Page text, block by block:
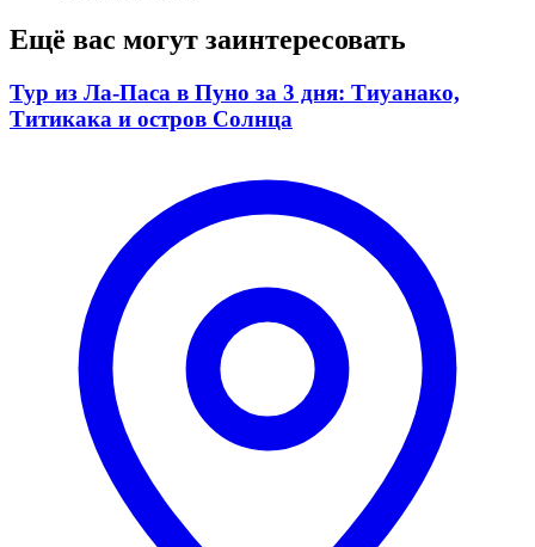
Ещё вас могут заинтересовать
Тур из Ла-Паса в Пуно за 3 дня: Тиуанако,
Титикака и остров Солнца